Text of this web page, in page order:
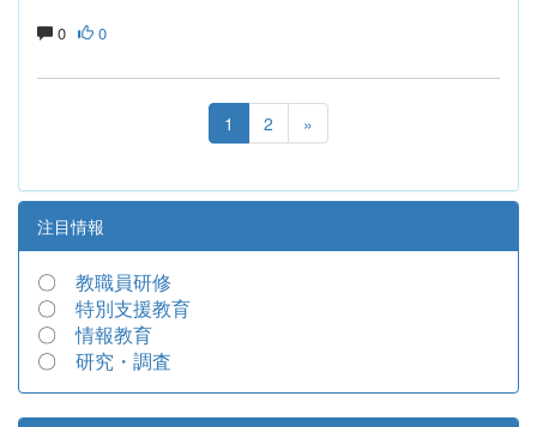
0 0
1 2 »
注目情報
〇 教職員研修
〇 特別支援教育
〇情報教育
〇 研究・調査